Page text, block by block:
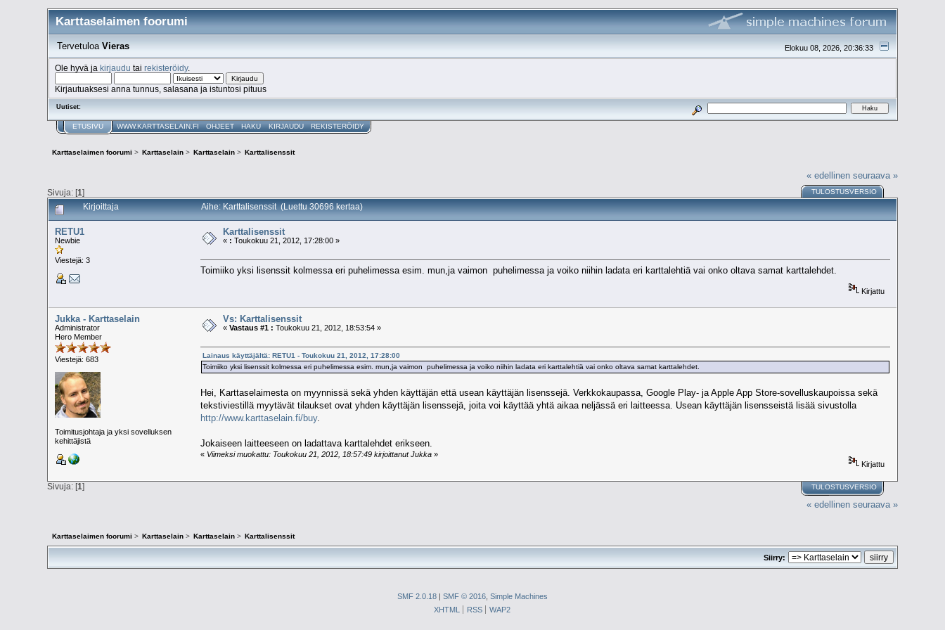
Karttaselaimen foorumi
Elokuu 08, 2026, 20:36:33
Tervetuloa Vieras
Ole hyvä jakirjaudu tairekisteröidy.
Kirjautuaksesi anna tunnus, salasana ja istuntosi pituus
Uutiset:
ETUSIVU WWW.KARTTASELAIN.FI OHJEET HAKU KIRJAUDU REKISTERÖIDY
Karttaselaimen foorumi > Karttaselain> Karttaselain> Karttalisenssit
« edellinen seuraava »
Sivuja: [1] TULOSTUSVERSIO
Kirjoittaja Aihe: Karttalisenssit (Luettu 30696 kertaa)
RETU1
Newbie
Viestejä: 3
Karttalisenssit
« : Toukokuu 21, 2012, 17:28:00 »
Toimiiko yksi lisenssit kolmessa eri puhelimessa esim. mun,ja vaimon puhelimessa ja voiko niihin ladata eri karttalehtiä vai onko oltava samat karttalehdet.
Kirjattu
Jukka - Karttaselain
Administrator
Hero Member
Viestejä: 683
Toimitusjohtaja ja yksi sovelluksen
kehittäjistä
Vs: Karttalisenssit
«Vastaus #1 : Toukokuu 21, 2012, 18:53:54 »
Lainaus käyttäjältä: RETU1 - Toukokuu 21, 2012, 17:28:00
Toimiiko yksi lisenssit kolmessa eri puhelimessa esim. mun,ja vaimon puhelimessa ja voiko niihin ladata eri karttalehtiä vai onko oltava samat karttalehdet.
Hei, Karttaselaimesta on myynnissä sekä yhden käyttäjän että usean käyttäjän lisenssejä. Verkkokaupassa, Google Play- ja Apple App Store-sovelluskaupoissa sekä
tekstiviestillä myytävät tilaukset ovat yhden käyttäjän lisenssejä, joita voi käyttää yhtä aikaa neljässä eri laitteessa. Usean käyttäjän lisensseistä lisää sivustolla
http://www.karttaselain.fi/buy.
Jokaiseen laitteeseen on ladattava karttalehdet erikseen.
« Viimeksi muokattu: Toukokuu 21, 2012, 18:57:49 kirjoittanut Jukka»
Kirjattu
TULOSTUSVERSIO
Sivuja: [1]
« edellinen seuraava »
Karttaselaimen foorumi > Karttaselain> Karttaselain> Karttalisenssit
Siirry:
SMF 2.0.18 | SMF © 2016 Simple Machines
XHTML
RSS WAP2